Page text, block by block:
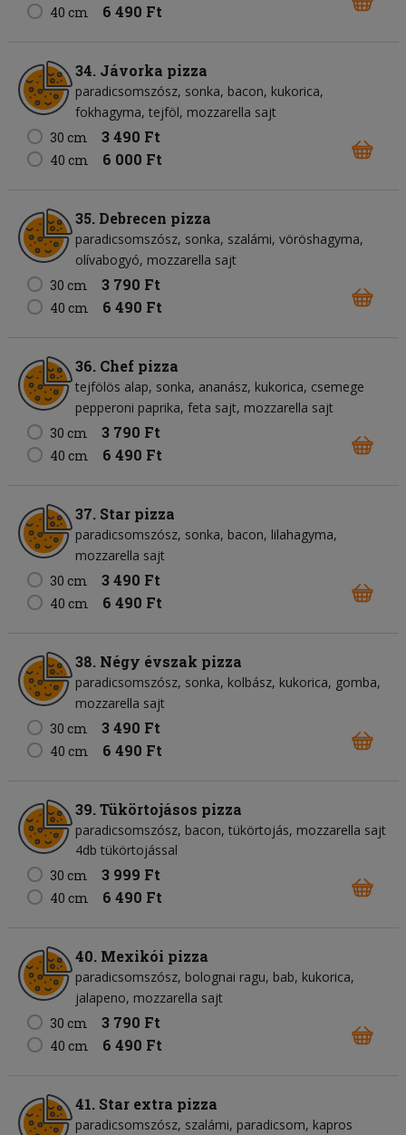
40 cm 6 490 Ft
34. Jávorka pizza
paradicsomszósz sonka bacon kukorica
fokhagyma tejföl mozzarella sajt
30 cm
3 490 Ft
40 cm 6 000 Ft
35. Debrecen pizza
paradicsomszósz sonka szalámi vöröshagyma
olívabogyó mozzarella sajt
30 cm
3 790 Ft
40 cm 6 490 Ft
36. Chef pizza
tejfölös alap sonka ananász kukorica csemege
pepperoni paprika feta sajt mozzarella sajt
30 cm
3 790 Ft
40 cm 6 490 Ft
37. Star pizza
paradicsomszósz sonka bacon lilahagyma
mozzarella sajt
30 cm
3 490 Ft
40 cm 6 490 Ft
38. Négy évszak pizza
paradicsomszósz sonka kolbász kukorica gomba
mozzarella sajt
30 cm
3 490 Ft
40 cm 6 490 Ft
39. Tükörtojásos pizza
paradicsomszósz bacon tükörtojás mozzarella sajt
4db tükörtojással
30 cm
3 999 Ft
40 cm 6 490 Ft
40. Mexikói pizza
paradicsomszósz bolognai ragu bab kukorica
jalapeno mozzarella sajt
30 cm
3 790 Ft
40 cm 6 490 Ft
41. Star extra pizza
paradicsomszósz szalámi paradicsom kapros